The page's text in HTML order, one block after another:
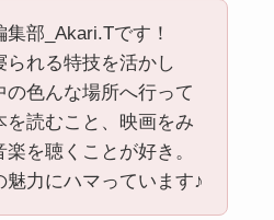
集部_Akari.Tです！
られる特技を活かし
の色んな場所へ行って
を読むこと、映画をみ
楽を聴くことが好き。
魅力にハマっています♪